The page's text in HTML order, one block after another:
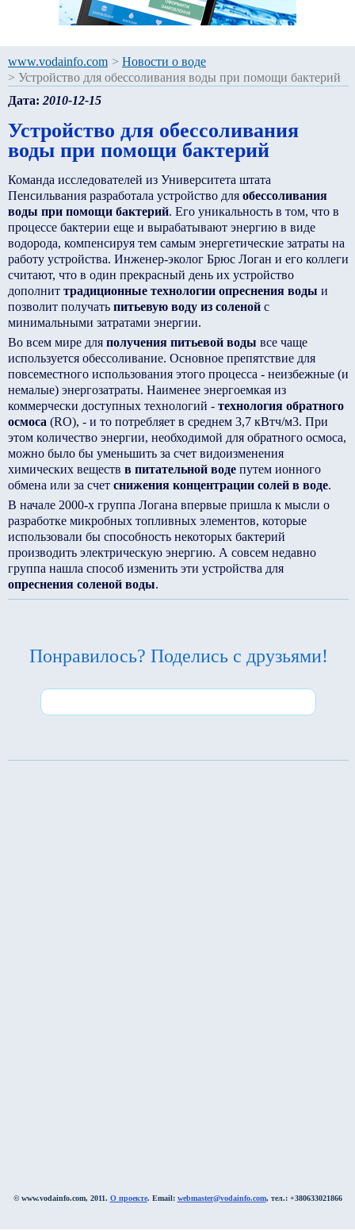
www.vodainfo.com > Новости о воде
> Устройство для обессоливания воды при помощи бактерий
Дата: 2010-12-15
Устройство для обессоливания
воды при помощи бактерий
Команда исследователей из Университета штата
Пенсильвания разработала устройство для обессоливания
воды при помощи бактерий. Его уникальность в том, что в
процессе бактерии еще и вырабатывают энергию в виде
водорода, компенсируя тем самым энергетические затраты на
работу устройства. Инженер-эколог Брюс Логан и его коллеги
считают, что в один прекрасный день их устройство
дополнит традиционные технологии опреснения воды и
позволит получать питьевую воду из соленой с
минимальными затратами энергии.
Во всем мире для получения питьевой воды все чаще
используется обессоливание. Основное препятствие для
повсеместного использования этого процесса - неизбежные (и
немалые) энергозатраты. Наименее энергоемкая из
коммерчески доступных технологий - технология обратного
осмоса (RO), - и то потребляет в среднем 3,7 кВтч/м3. При
этом количество энергии, необходимой для обратного осмоса,
можно было бы уменьшить за счет видоизменения
химических веществ в питательной воде путем ионного
обмена или за счет снижения концентрации солей в воде.
В начале 2000-х группа Логана впервые пришла к мысли о
разработке микробных топливных элементов, которые
использовали бы способность некоторых бактерий
производить электрическую энергию. А совсем недавно
группа нашла способ изменить эти устройства для
опреснения соленой воды.
Понравилось? Поделись с друзьями!
© www.vodainfo.com, 2011. О проекте. Email: webmaster@vodainfo.com, тел.: +380633021866